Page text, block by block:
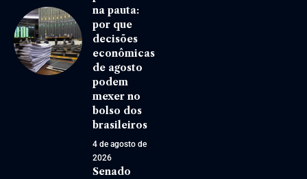
na pauta:
por que
decisões
econômicas
de agosto
podem
mexer no
bolso dos
brasileiros
4 de agosto de
2026
Senado